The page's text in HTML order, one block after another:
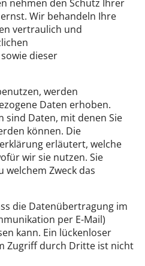
nehmen den Schutz Ihrer
Wir behandeln Ihre
vertraulich und
dieser
werden
Daten erhoben.
sind Daten, mit denen Sie
können. Die
erläutert, welche
wir sie nutzen. Sie
welchem Zweck das
die Datenübertragung im
per E-Mail)
kann. Ein lückenloser
Zugriff durch Dritte ist nicht